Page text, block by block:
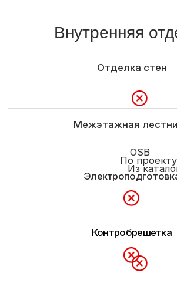
+7 (921) 710-37-55